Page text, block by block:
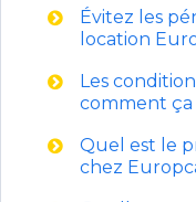
Évitez les
location
Les
comment ça
Quel est le
chez